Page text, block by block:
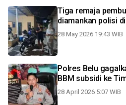
Tiga remaja
diamankan polisi
28 May 2026 19:43 WIB
Polres Belu
BBM subsidi ke
28 April 2026 5:07 WIB